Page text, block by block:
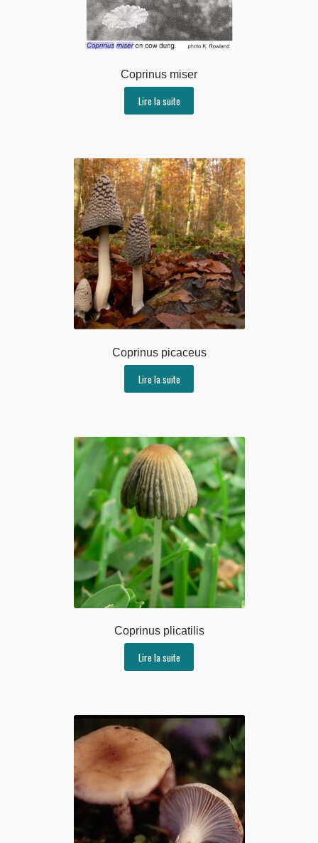
Coprinus miser
Lire la suite
Coprinus picaceus
Lire la suite
Coprinus plicatilis
Lire la suite